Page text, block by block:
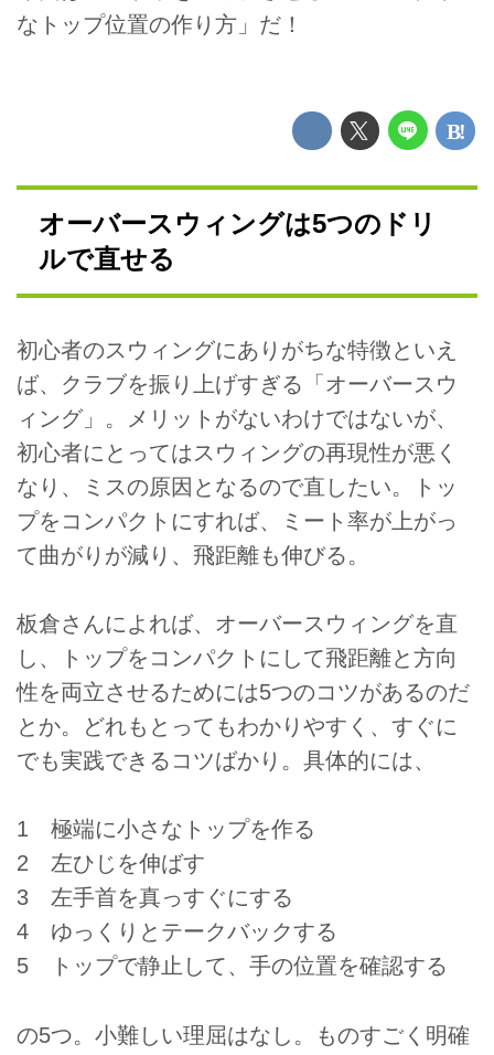
なトップ位置の作り方」だ！
オーバースウィングは5つのドリ
ルで直せる
初心者のスウィングにありがちな特徴といえ
ば、クラブを振り上げすぎる「オーバースウ
ィング」。メリットがないわけではないが、
初心者にとってはスウィングの再現性が悪く
なり、ミスの原因となるので直したい。トッ
プをコンパクトにすれば、ミート率が上がっ
て曲がりが減り、飛距離も伸びる。
板倉さんによれば、オーバースウィングを直
し、トップをコンパクトにして飛距離と方向
性を両立させるためには5つのコツがあるのだ
とか。どれもとってもわかりやすく、すぐに
でも実践できるコツばかり。具体的には、
1 極端に小さなトップを作る
2 左ひじを伸ばす
3 左手首を真っすぐにする
4 ゆっくりとテークバックする
5 トップで静止して、手の位置を確認する
の5つ。小難しい理屈はなし。ものすごく明確